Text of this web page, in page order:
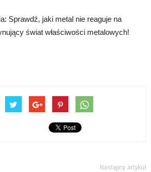
Sprawdź, jaki metal nie reaguje na
świat właściwości metalowych!
Następny artykuł